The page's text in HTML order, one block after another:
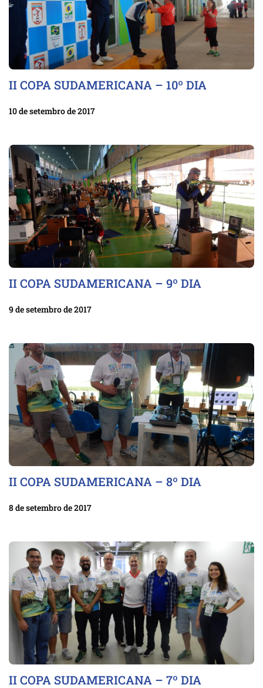
II COPA SUDAMERICANA – 10º DIA
10 de setembro de 2017
II COPA SUDAMERICANA – 9º DIA
9 de setembro de 2017
II COPA SUDAMERICANA – 8º DIA
8 de setembro de 2017
II COPA SUDAMERICANA – 7º DIA